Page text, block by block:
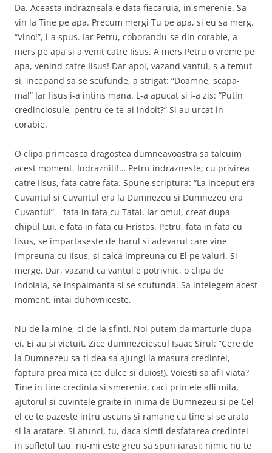
Da. Aceasta indrazneala e data fiecaruia, in smerenie. Sa
vin la Tine pe apa. Precum mergi Tu pe apa, si eu sa merg.
“Vino!”, i-a spus. Iar Petru, coborandu-se din corabie, a
mers pe apa si a venit catre Iisus. A mers Petru o vreme pe
apa, venind catre Iisus! Dar apoi, vazand vantul, s-a temut
si, incepand sa se scufunde, a strigat: “Doamne, scapa-
ma!” Iar Iisus i-a intins mana. L-a apucat si i-a zis: “Putin
credinciosule, pentru ce te-ai indoit?” Si au urcat in
corabie.
O clipa primeasca dragostea dumneavoastra sa talcuim
acest moment. Indrazniti!… Petru indrazneste; cu privirea
catre Iisus, fata catre fata. Spune scriptura: “La inceput era
Cuvantul si Cuvantul era la Dumnezeu si Dumnezeu era
Cuvantul” – fata in fata cu Tatal. Iar omul, creat dupa
chipul Lui, e fata in fata cu Hristos. Petru, fata in fata cu
Iisus, se impartaseste de harul si adevarul care vine
impreuna cu Iisus, si calca impreuna cu El pe valuri. Si
merge. Dar, vazand ca vantul e potrivnic, o clipa de
indoiala, se inspaimanta si se scufunda. Sa intelegem acest
moment, intai duhovniceste.
Nu de la mine, ci de la sfinti. Noi putem da marturie dupa
ei. Ei au si vietuit. Zice dumnezeiescul Isaac Sirul: “Cere de
la Dumnezeu sa-ti dea sa ajungi la masura credintei,
faptura prea mica (ce dulce si duios!). Voiesti sa afli viata?
Tine in tine credinta si smerenia, caci prin ele afli mila,
ajutorul si cuvintele graite in inima de Dumnezeu si pe Cel
el ce te pazeste intru ascuns si ramane cu tine si se arata
si la aratare. Si atunci, tu, daca simti desfatarea credintei
in sufletul tau, nu-mi este greu sa spun iarasi: nimic nu te